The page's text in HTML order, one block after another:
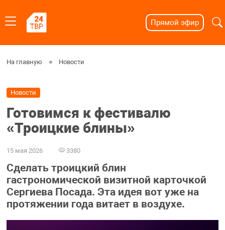
Прямой эфир
На главную Новости
Новости
Готовимся к фестивалю
«Троицкие блины»
15 мая 2026 3380
Сделать троицкий блин
гастрономической визитной карточкой
Сергиева Посада. Эта идея вот уже на
протяжении года витает в воздухе.